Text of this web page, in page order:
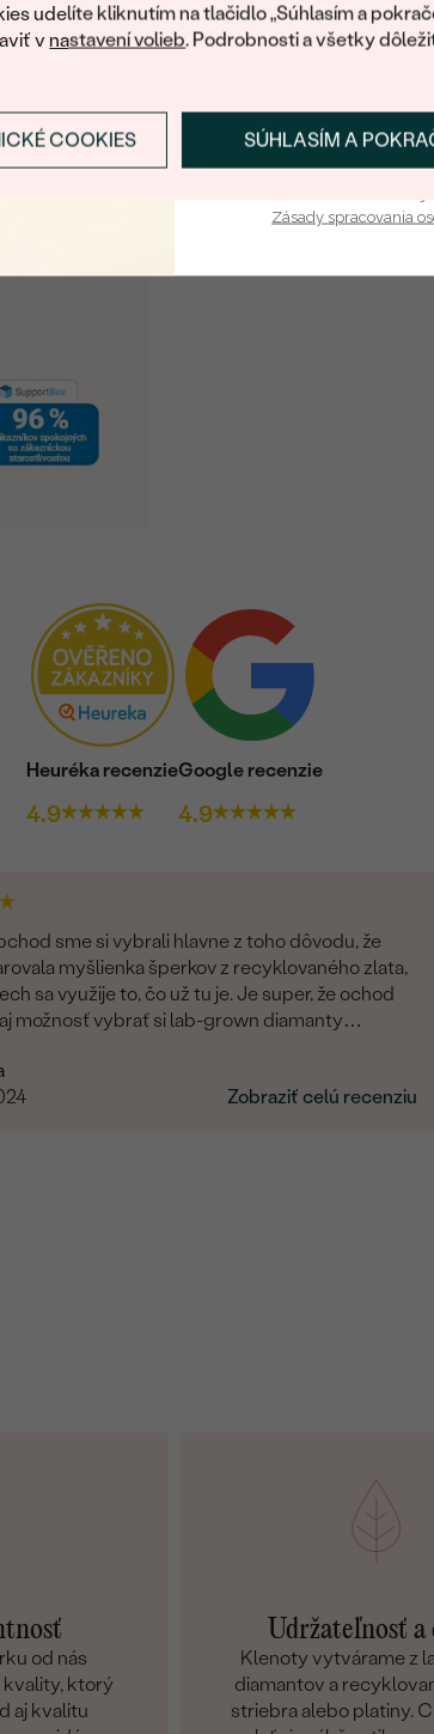
udelíte kliknutím na tlačidlo „Súhlasím a
v nastavení volieb. Podrobnosti a všetky
SÚHLASÍM A
COOKIES
Heuréka recenzie
4.9
Google recenzie
4.9
sme si vybrali hlavne z toho dôvodu, že
myšlienka šperkov z recyklovaného zlata,
sa využije to, čo už tu je. Je super, že ochod
možnosť vybrať si lab-grown diamanty
môžem len odporúčať. Pani Marianna bola
milá, ochotná a trpezlivá pri našej voľbe. Vo
Zobraziť celú recenziu
od nás
ktorý
aj kvalitu
Udržateľnosť a
Klenoty vytvárame z
diamantov a
striebra alebo platiny.
Prihlásiť sa a
Zásady spracovania